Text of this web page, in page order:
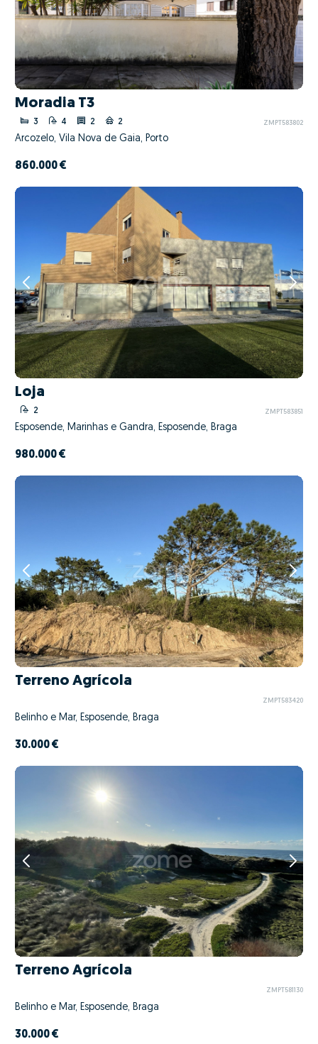
Moradia T3
3 4 2 2 ZMPT583802
Arcozelo, Vila Nova de Gaia, Porto
860.000 €
Loja
2 ZMPT583851
Esposende, Marinhas e Gandra, Esposende, Braga
980.000 €
Terreno Agrícola
ZMPT583420
Belinho e Mar, Esposende, Braga
30.000 €
Terreno Agrícola
ZMPT581130
Belinho e Mar, Esposende, Braga
30.000 €